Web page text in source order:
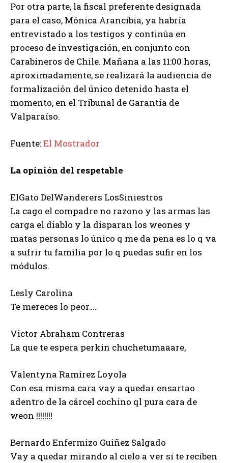
Por otra parte, la fiscal preferente designada
para el caso, Mónica Arancibia, ya habría
entrevistado a los testigos y continúa en
proceso de investigación, en conjunto con
Carabineros de Chile. Mañana a las 11:00 horas,
aproximadamente, se realizará la audiencia de
formalización del único detenido hasta el
momento, en el Tribunal de Garantía de
Valparaíso.
Fuente:El Mostrador
La opinión del respetable
ElGato DelWanderers LosSiniestros
La cago el compadre no razono y las armas las
carga el diablo y la disparan los weones y
matas personas lo único q me da pena es lo q va
a sufrir tu familia por lo q puedas sufir en los
módulos.
Lesly Carolina
Te mereces lo peor….
Victor Abraham Contreras
La que te espera perkin chuchetumaaare,
Valentyna Ramírez Loyola
Con esa misma cara vay a quedar ensartao
adentro de la cárcel cochino ql pura cara de
weon !!!!!!!!
Bernardo Enfermizo Guiñez Salgado
Vay a quedar mirando al cielo a ver si te reciben